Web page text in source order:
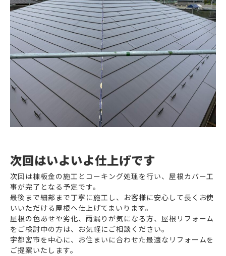
次回はいよいよ仕上げです
次回は棟板金の施工とコーキング処理を行い、屋根カバー工
事が完了となる予定です。
最後まで細部まで丁寧に施工し、お客様に安心して長くお使
いいただける屋根へ仕上げてまいります。
屋根の色あせや劣化、雨漏りが気になる方、屋根リフォーム
をご検討中の方は、お気軽にご相談ください。
宇都宮市を中心に、お住まいに合わせた最適なリフォームを
ご提案いたします。